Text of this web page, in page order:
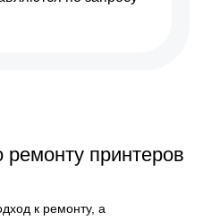
принтеров
к ремонту, а